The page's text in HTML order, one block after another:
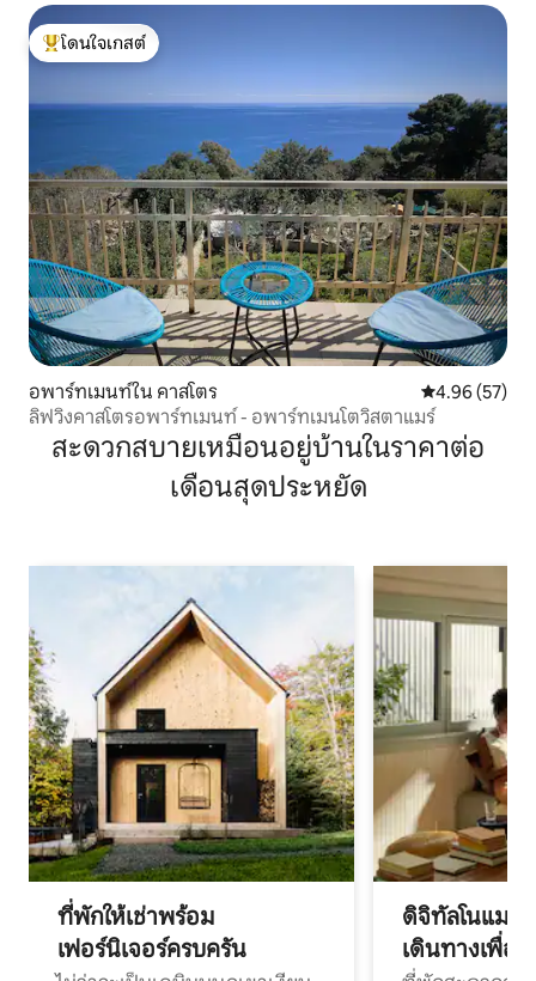
โดนใจเกสต์ที่สุด
โดนใจเกสต์
อพาร์ทเมนท์ใน คาสโตร คะแนนเฉลี่ย
4.96 (57)
ลิฟวิงคาสโตรอพาร์ทเมนท์ - อพาร์ทเมนโตวิสตาแมร์
สะดวกสบายเหมือนอยู่บ้านในราคาต่อ
เดือนสุดประหยัด
ที่พักให้เช่าพร้อม
เฟอร์นิเจอร์ครบครัน
ดิจิทัลโนแมด
เดินทางเพื่อ